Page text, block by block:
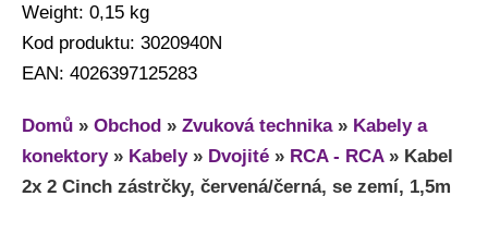
Weight: 0,15 kg
Kod produktu: 3020940N
EAN: 4026397125283
Domů » Obchod » Zvuková technika» Kabely a
konektory» Kabely» Dvojité » RCA - RCA» Kabel
2x 2 Cinch zástrčky, červená/černá, se zemí, 1,5m